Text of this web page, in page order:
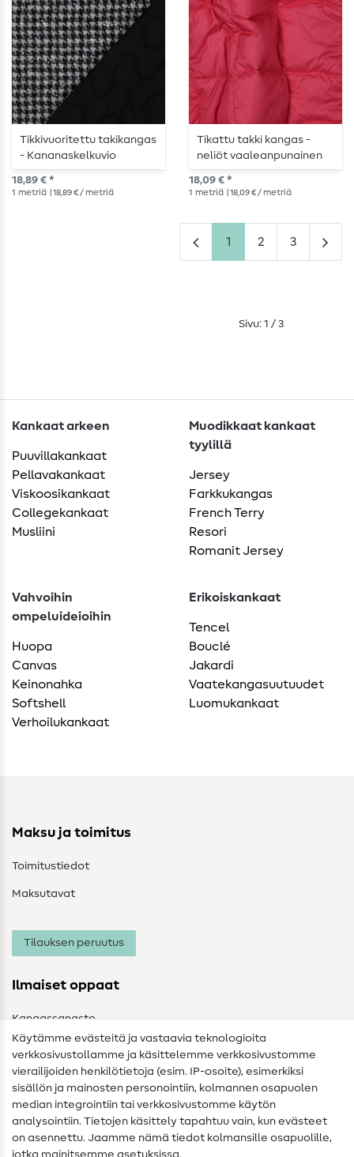
Tikkivuoritettu takikangas
- Kananaskelkuvio
pastellisävyisillä
paljeteilla musta
18,89 € *
1 metriä | 18,89 € / metriä
Tikattu takki kangas -
neliöt vaaleanpunainen
neon keltainen
18,09 € *
1 metriä | 18,09 € / metriä
1 2 3
Sivu: 1 / 3
Kankaat arkeen
Puuvillakankaat
Pellavakankaat
Viskoosikankaat
Collegekankaat
Musliini
Muodikkaat kankaat
tyylillä
Jersey
Farkkukangas
French Terry
Resori
Romanit Jersey
Vahvoihin
ompeluideioihin
Huopa
Canvas
Keinonahka
Softshell
Verhoilukankaat
Erikoiskankaat
Tencel
Bouclé
Jakardi
Vaatekangasuutuudet
Luomukankaat
Maksu ja toimitus
Toimitustiedot
Maksutavat
Tilauksen peruutus
Ilmaiset oppaat
Kangassanasto
Ompelusanasto
Ompeluohjeet
Apua ja yhteystiedot
Yhteystiedot
Käytämme evästeitä ja vastaavia teknologioita
verkkosivustollamme ja käsittelemme verkkosivustomme
vierailijoiden henkilötietoja (esim. IP-osoite), esimerkiksi
sisällön ja mainosten personointiin, kolmannen osapuolen
median integrointiin tai verkkosivustomme käytön
analysointiin. Tietojen käsittely tapahtuu vain, kun evästeet
on asennettu. Jaamme nämä tiedot kolmansille osapuolille,
jotka mainitsemme asetuksissa.